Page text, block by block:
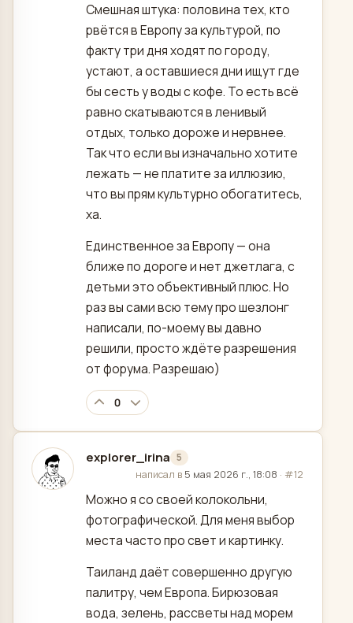
Смешная штука: половина тех, кто
рвётся в Европу за культурой, по
факту три дня ходят по городу,
устают, а оставшиеся дни ищут где
бы сесть у воды с кофе. То есть всё
равно скатываются в ленивый
отдых, только дороже и нервнее.
Так что если вы изначально хотите
лежать — не платите за иллюзию,
что вы прям культурно обогатитесь,
ха.
Единственное за Европу — она
ближе по дороге и нет джетлага, с
детьми это объективный плюс. Но
раз вы сами всю тему про шезлонг
написали, по-моему вы давно
решили, просто ждёте разрешения
от форума. Разрешаю)
0
explorer_irina 5
отредактировано
написал в 5 мая 2026 г., 18:08 · #12
Можно я со своей колокольни,
фотографической. Для меня выбор
места часто про свет и картинку.
Таиланд даёт совершенно другую
палитру, чем Европа. Бирюзовая
вода, зелень, рассветы над морем